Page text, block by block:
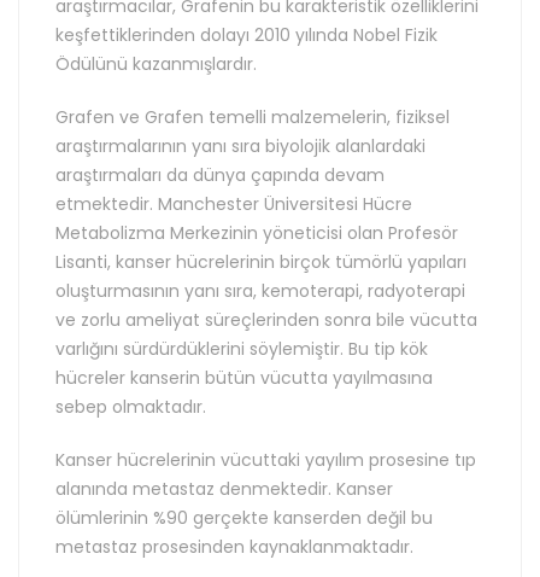
araştırmacılar, Grafenin bu karakteristik özelliklerini
keşfettiklerinden dolayı 2010 yılında Nobel Fizik
Ödülünü kazanmışlardır.
Grafen ve Grafen temelli malzemelerin, fiziksel
araştırmalarının yanı sıra biyolojik alanlardaki
araştırmaları da dünya çapında devam
etmektedir. Manchester Üniversitesi Hücre
Metabolizma Merkezinin yöneticisi olan Profesör
Lisanti, kanser hücrelerinin birçok tümörlü yapıları
oluşturmasının yanı sıra, kemoterapi, radyoterapi
ve zorlu ameliyat süreçlerinden sonra bile vücutta
varlığını sürdürdüklerini söylemiştir. Bu tip kök
hücreler kanserin bütün vücutta yayılmasına
sebep olmaktadır.
Kanser hücrelerinin vücuttaki yayılım prosesine tıp
alanında metastaz denmektedir. Kanser
ölümlerinin %90 gerçekte kanserden değil bu
metastaz prosesinden kaynaklanmaktadır.